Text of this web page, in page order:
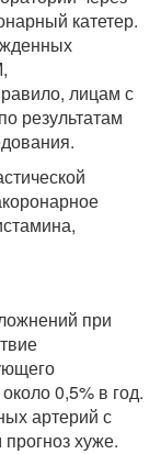
катетер.
лицам с
результатам
при
0,5% в год.
артерий с
хуже.